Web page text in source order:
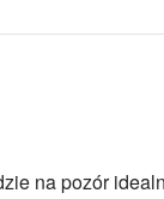
na pozór